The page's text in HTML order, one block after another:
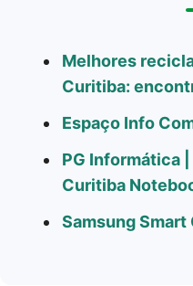
Melhores
Curitiba:
Espaço Info
PG Informática
Curitiba
Samsung